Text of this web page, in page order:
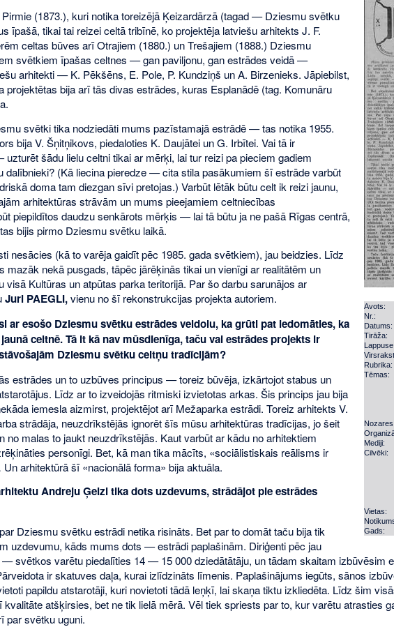
Avots:
Nr.:
Datums:
Tirāža:
Lappuse:
Rubrika:
Tēmas:
Nozares:
Mediji:
Cilvēki:
Vietas:
Gads:
(1873.), kuri notika toreizējā Ķeizardārzā (tagad — Dziesmu svētku
īpašā, tikai tai reizei celtā tribīnē, ko projektēja latviešu arhitekts J. F.
celtas būves arī Otrajiem (1880.) un Trešajiem (1888.) Dziesmu
svētkiem īpašas celtnes — gan paviljonu, gan estrādes veidā —
arhitekti — K. Pēkšēns, E. Pole, P. Kundziņš un A. Birzenieks. Jāpiebilst,
projektētas bija arī tās divas estrādes, kuras Esplanādē (tag. Komunāru
svētki tika nodziedāti mums pazīstamajā estrādē — tas notika 1955.
bija V. Šņitņikovs, piedaloties K. Daujātei un G. Irbītei. Vai tā ir
šādu lielu celtni tikai ar mērķi, lai tur reizi pa pieciem gadiem
dalībnieki? (Kā liecina pieredze — cita stila pasākumiem šī estrāde varbūt
doma tam diezgan sīvi pretojas.) Varbūt lētāk būtu celt ik reizi jaunu,
arhitektūras strāvām un mums pieejamiem celtniecības
piepildītos daudzu senkārots mērķis — lai tā būtu ja ne pašā Rīgas centrā,
bijis pirmo Dziesmu svētku laikā.
nesācies (kā to varēja gaidīt pēc 1985. gada svētkiem), jau beidzies. Līdz
mazāk nekā pusgads, tāpēc jārēķinās tikai un vienīgi ar realitātēm un
visā Kultūras un atpūtas parka teritorijā. Par šo darbu sarunājos ar
Juri PAEGLI,vienu no šī rekonstrukcijas projekta autoriem.
esošo Dziesmu svētku estrādes veidolu, ka grūti pat iedomāties, ka
celtnē. Tā it kā nav mūsdienīga, taču vai estrādes projekts ir
Dziesmu svētku celtņu tradīcijām?
estrādes un to uzbūves principus — toreiz būvēja, izkārtojot stabus un
Līdz ar to izveidojās ritmiski izvietotas arkas. Šis princips jau bija
iemesla aizmirst, projektējot arī Mežaparka estrādi. Toreiz arhitekts V.
strādāja, neuzdrīkstējās ignorēt šīs mūsu arhitektūras tradīcijas, jo šeit
no malas to jaukt neuzdrīkstējās. Kaut varbūt ar kādu no arhitektiem
personīgi. Bet, kā man tika mācīts, «sociālistiskais reālisms ir
arhitektūrā šī «nacionālā forma» bija aktuāla.
Andreju Ģelzi tika dots uzdevums, strādājot pie estrādes
Dziesmu svētku estrādi netika risināts. Bet par to domāt taču bija tik
uzdevumu, kāds mums dots — estrādi paplašinām. Diriģenti pēc jau
svētkos varētu piedalīties 14 — 15 000 dziedātātāju, un tādam skaitam izbūvēsim
ir skatuves daļa, kurai izlīdzināts līmenis. Paplašinājums iegūts, sānos
papildu atstarotāji, kuri novietoti tādā leņķī, lai skaņa tiktu izkliedēta. Līdz šim
kvalitāte atšķirsies, bet ne tik lielā mērā. Vēl tiek spriests par to, kur varētu atrasties
par svētku uguni.